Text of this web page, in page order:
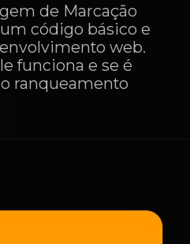
de Marcação
código básico e
web.
funciona e se é
ranqueamento